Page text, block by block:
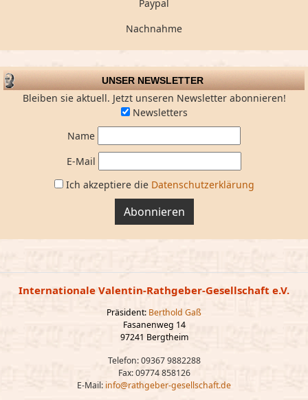
Paypal
Nachnahme
UNSER NEWSLETTER
Bleiben sie aktuell. Jetzt unseren Newsletter abonnieren!
Newsletters
Name
E-Mail
Ich akzeptiere die Datenschutzerklärung
Abonnieren
Internationale Valentin-Rathgeber-Gesellschaft e.V.
Präsident: Berthold Gaß
Fasanenweg 14
97241 Bergtheim
Telefon: 09367 9882288
Fax: 09774 858126
E-Mail: info@rathgeber-gesellschaft.de